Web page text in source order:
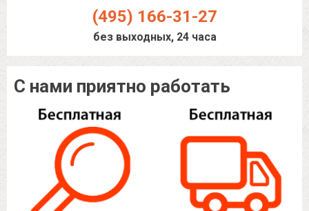
(495) 166-31-27
без выходных, 24 часа
С нами приятно работать